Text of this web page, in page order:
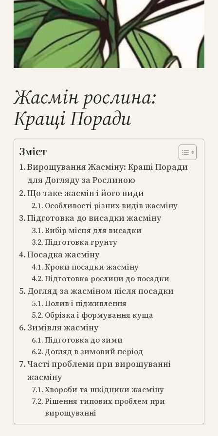
Жасмін рослина:
Кращі Поради
Зміст
Вирощування Жасміну: Кращі Поради
для Догляду за Рослиною
Що таке жасмін і його види
Особливості різних видів жасміну
Підготовка до висадки жасміну
Вибір місця для висадки
Підготовка грунту
Посадка жасміну
Кроки посадки жасміну
Підготовка рослини до посадки
Догляд за жасміном після посадки
Полив і підживлення
Обрізка і формування куща
Зимівля жасміну
Підготовка до зими
Догляд в зимовий період
Часті проблеми при вирощуванні
жасміну
Хвороби та шкідники жасміну
Рішення типових проблем при
вирощуванні